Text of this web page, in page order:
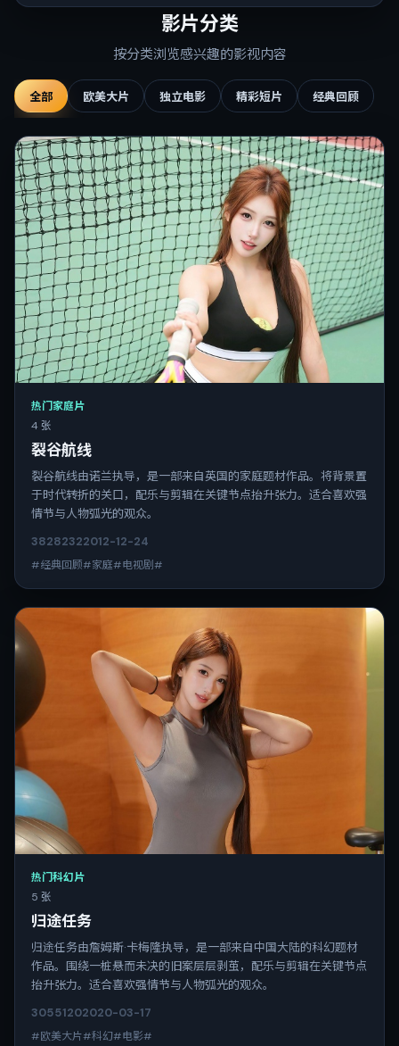
影片分类
按分类浏览感兴趣的影视内容
全部 欧美大片 独立电影 精彩短片 经典回顾
热门家庭片
4 张
裂谷航线
裂谷航线由诺兰执导，是一部来自英国的家庭题材作品。将背景置
于时代转折的关口，配乐与剪辑在关键节点抬升张力。适合喜欢强
情节与人物弧光的观众。
38282322012-12-24
#经典回顾#家庭#电视剧#
热门科幻片
5 张
归途任务
归途任务由詹姆斯·卡梅隆执导，是一部来自中国大陆的科幻题材
作品。围绕一桩悬而未决的旧案层层剥茧，配乐与剪辑在关键节点
抬升张力。适合喜欢强情节与人物弧光的观众。
30551202020-03-17
#欧美大片#科幻#电影#